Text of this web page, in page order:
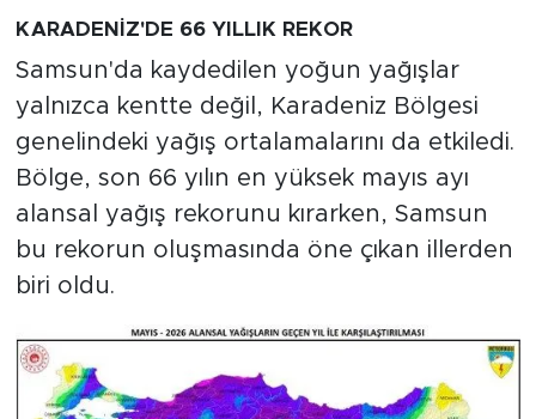
KARADENİZ'DE 66 YILLIK REKOR
Samsun'da kaydedilen yoğun yağışlar
yalnızca kentte değil, Karadeniz Bölgesi
genelindeki yağış ortalamalarını da etkiledi.
Bölge, son 66 yılın en yüksek mayıs ayı
alansal yağış rekorunu kırarken, Samsun
bu rekorun oluşmasında öne çıkan illerden
biri oldu.